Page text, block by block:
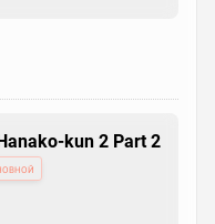
kun 2 Part 2